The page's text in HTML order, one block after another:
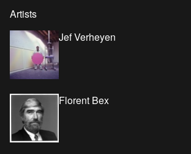
Artists
Jef Verheyen
Florent Bex